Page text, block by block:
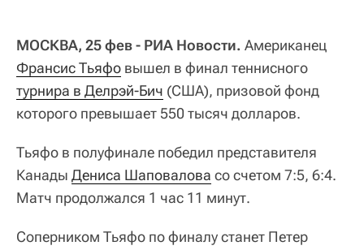
МОСКВА, 25 фев - РИА Новости. Американец
Франсис Тьяфо вышел в финал теннисного
турнира в Делрэй-Бич (США), призовой фонд
которого превышает 550 тысяч долларов.
Тьяфо в полуфинале победил представителя
Канады Дениса Шаповалова со счетом 7:5, 6:4.
Матч продолжался 1 час 11 минут.
Соперником Тьяфо по финалу станет Петер